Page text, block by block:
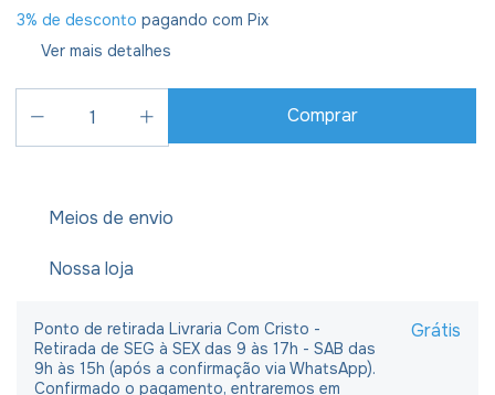
3% de desconto pagando com Pix
Ver mais detalhes
Meios de envio
Nossa loja
Ponto de retirada Livraria Com Cristo -
Retirada de SEG à SEX das 9 às 17h - SAB das
9h às 15h (após a confirmação via WhatsApp).
Confirmado o pagamento, entraremos em
Grátis